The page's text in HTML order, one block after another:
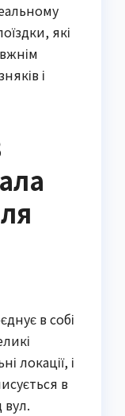
які
і
в собі
локації, і
в
вул.